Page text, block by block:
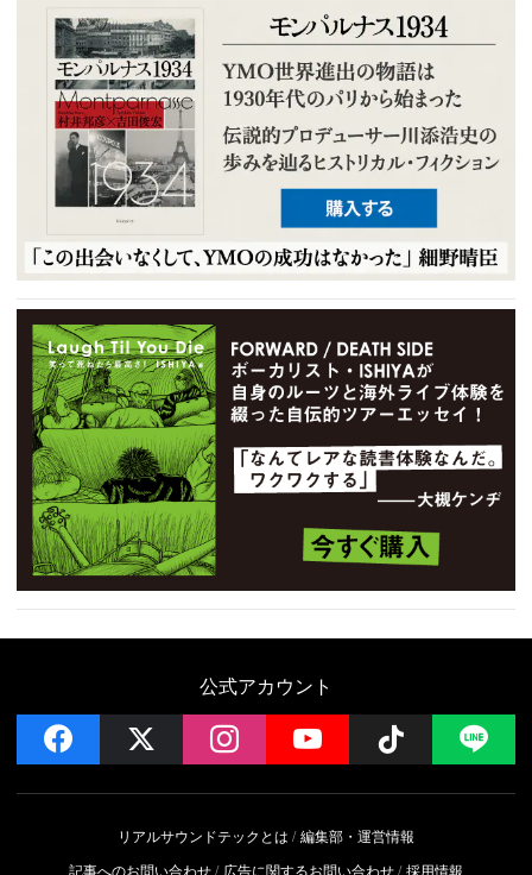
公式アカウント
facebook instagramYouTube Follow
リアルサウンドテックとは
編集部・運営情報
記事へのお問い合わせ
広告に関するお問い合わせ 採用情報